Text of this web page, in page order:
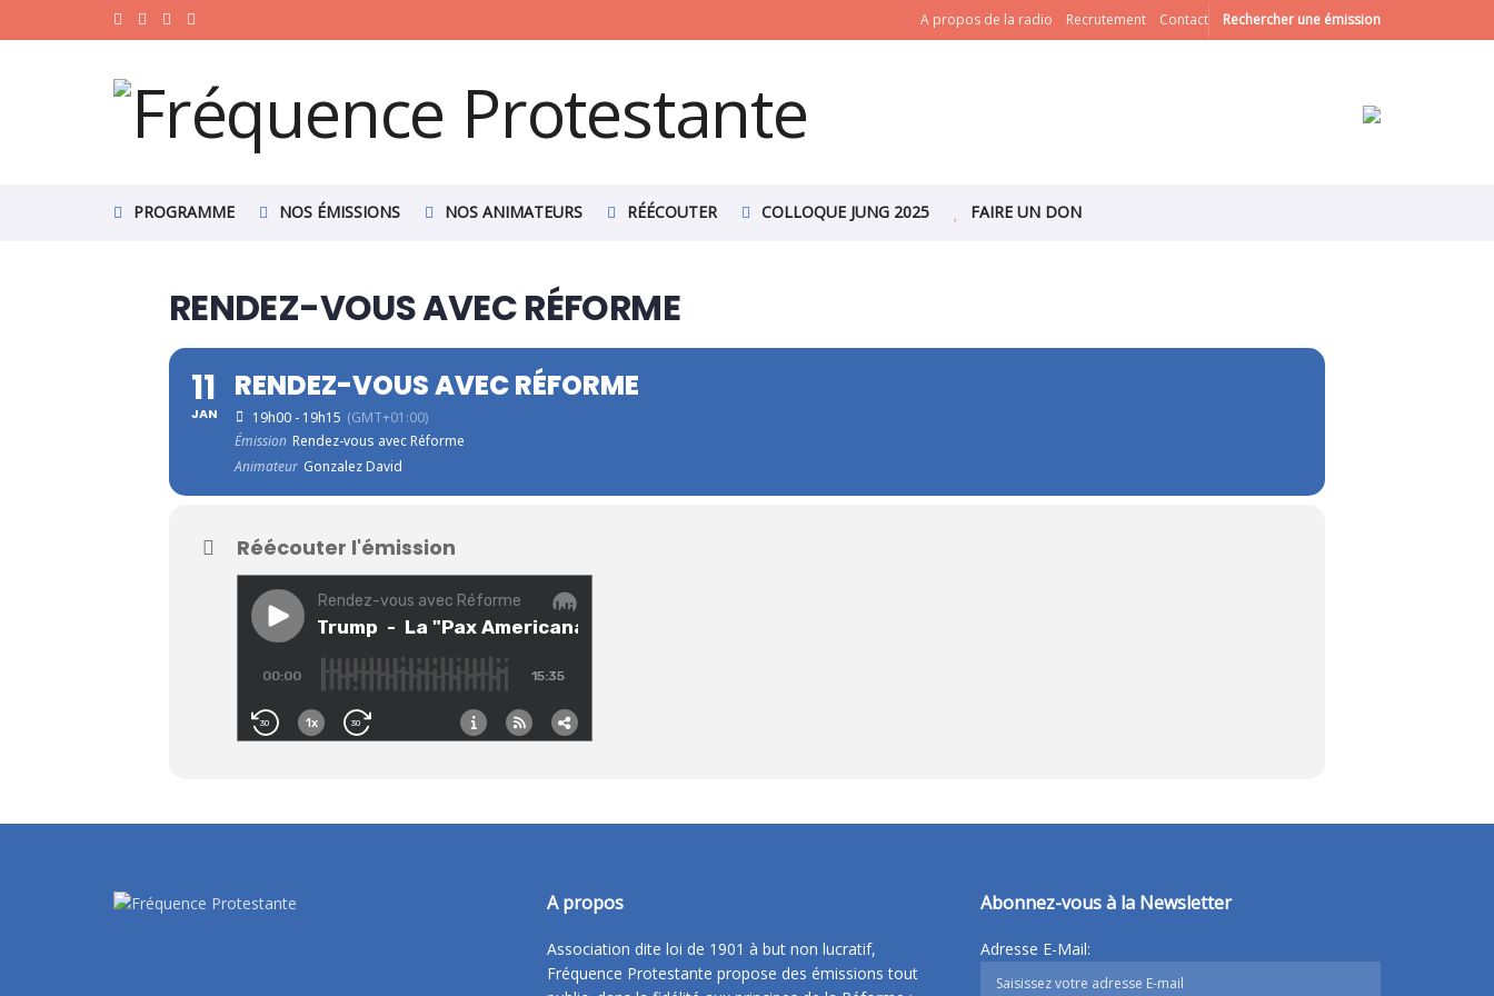
A propos de la radio Recrutement Contact Rechercher une émission
PROGRAMME NOS ÉMISSIONS NOS ANIMATEURS RÉÉCOUTER COLLOQUE JUNG 2025 FAIRE UN DON
RENDEZ-VOUS AVEC RÉFORME
11
JAN
RENDEZ-VOUS AVEC RÉFORME
19h00 - 19h15 (GMT+01:00)
Émission Rendez-vous avec Réforme
Animateur Gonzalez David
Réécouter l'émission
A propos
Association dite loi de 1901 à but non lucratif,
Fréquence Protestante propose des émissions tout
Abonnez-vous à la Newsletter
Adresse E-Mail: